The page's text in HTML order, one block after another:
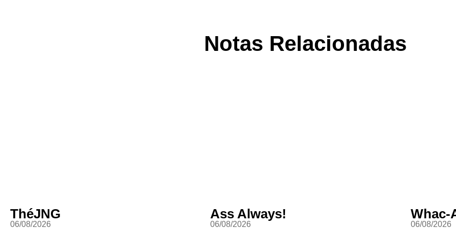
Notas Relacionadas
ThéJNG
06/08/2026
Ass Always!
06/08/2026
Whac-
06/08/2026